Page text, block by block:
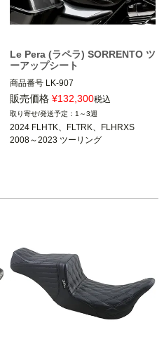
Le Pera (ラペラ) SORRENTO ツ
ーアップシート
商品番号 LK-907
D型番:0801-0378
B型番:674466
2024 FLHTK、FLTRK、FLHRXS
2008～2023 ツーリング
販売価格 ¥132,300税込
1～3週
2024 FLHTK、FLTRK、FLHRXS
2008～2023 ツーリング